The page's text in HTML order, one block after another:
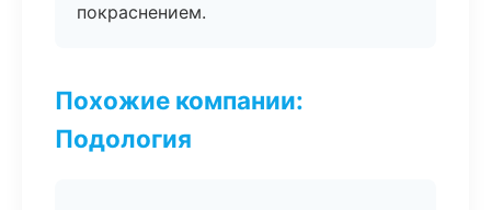
покраснением.
Похожие компании:
Подология